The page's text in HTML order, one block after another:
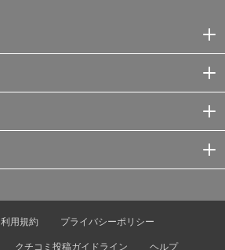
利用規約
プライバシーポリシー
クチコミ投稿ガイドライン ヘルプ